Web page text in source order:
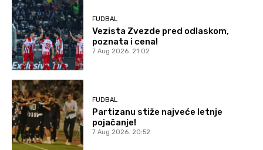
FUDBAL
Vezista Zvezde pred odlaskom,
poznata i cena!
7 Aug 2026. 21:02
FUDBAL
Partizanu stiže najveće letnje
pojačanje!
7 Aug 2026. 20:52